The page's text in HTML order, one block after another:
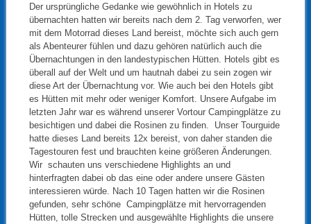
Der ursprüngliche Gedanke wie gewöhnlich in Hotels zu
übernachten hatten wir bereits nach dem 2. Tag verworfen, wer
mit dem Motorrad dieses Land bereist, möchte sich auch gern
als Abenteurer fühlen und dazu gehören natürlich auch die
Übernachtungen in den landestypischen Hütten. Hotels gibt es
überall auf der Welt und um hautnah dabei zu sein zogen wir
diese Art der Übernachtung vor. Wie auch bei den Hotels gibt
es Hütten mit mehr oder weniger Komfort. Unsere Aufgabe im
letzten Jahr war es während unserer Vortour Campingplätze zu
besichtigen und dabei die Rosinen zu finden. Unser Tourguide
hatte dieses Land bereits 12x bereist, von daher standen die
Tagestouren fest und brauchten keine größeren Änderungen.
Wir schauten uns verschiedene Highlights an und
hinterfragten dabei ob das eine oder andere unsere Gästen
interessieren würde. Nach 10 Tagen hatten wir die Rosinen
gefunden, sehr schöne Campingplätze mit hervorragenden
Hütten, tolle Strecken und ausgewählte Highlights die unsere